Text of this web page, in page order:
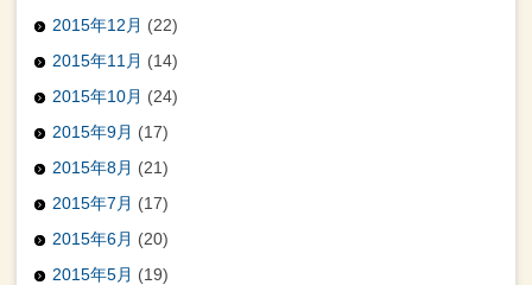
2015年12月 (22)
2015年11月 (14)
2015年10月 (24)
2015年9月 (17)
2015年8月 (21)
2015年7月 (17)
2015年6月 (20)
2015年5月 (19)